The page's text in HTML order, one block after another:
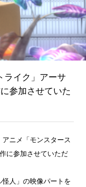
ライク」アーサ
参加させていた
ニメ「モンスタース
に参加させていただ
人」の映像パートを